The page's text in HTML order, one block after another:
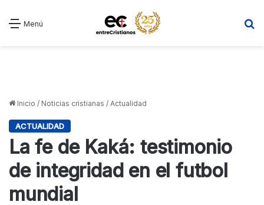
Menú
Inicio / Noticias cristianas / Actualidad
ACTUALIDAD
La fe de Kaká: testimonio
de integridad en el futbol
mundial